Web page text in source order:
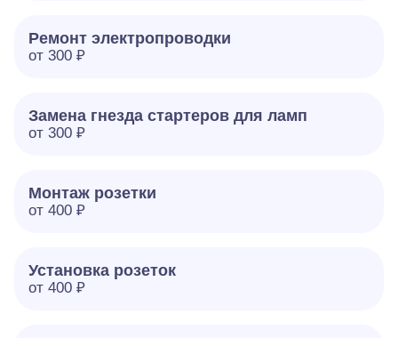
Ремонт электропроводки
от 300 ₽
Замена гнезда стартеров для ламп
от 300 ₽
Монтаж розетки
от 400 ₽
Установка розеток
от 400 ₽